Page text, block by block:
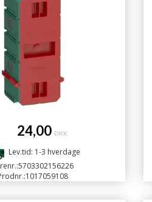
24,00 DKK
Lev.tid: 1-3 hverdage
5703302156226
1017059108